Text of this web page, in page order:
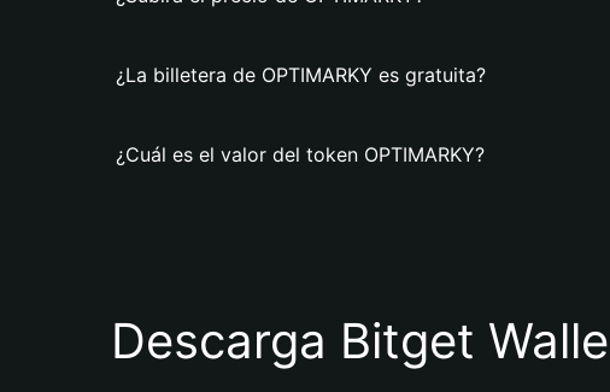
¿La billetera de OPTIMARKY es gratuita?
¿Cuál es el valor del token OPTIMARKY?
Descarga Bitget